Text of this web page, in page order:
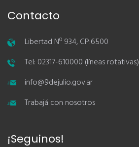
Contacto
Libertad Nº 934, CP:6500
Tel: 02317-610000 (líneas rotativas)
info@9dejulio.gov.ar
Trabajá con nosotros
¡Seguinos!